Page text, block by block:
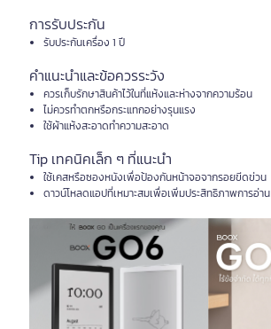
การรับประกัน
รับประกันเครื่อง 1 ปี
คำแนะนำและข้อควรระวัง
ควรเก็บรักษาสินค้าไว้ในที่แห้งและห่างจากความร้อน
ไม่ควรทำตกหรือกระแทกอย่างรุนแรง
ใช้ผ้าแห้งสะอาดทำความสะอาด
Tip เทคนิคเล็ก ๆ ที่แนะนำ
ใช้เคสหรือซองหนังเพื่อป้องกันหน้าจอจากรอยขีดข่วน
ดาวน์โหลดแอปที่เหมาะสมเพื่อเพิ่มประสิทธิภาพการอ่าน